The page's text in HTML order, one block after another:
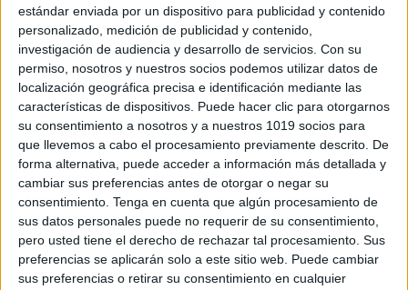
estándar enviada por un dispositivo para publicidad y contenido
personalizado, medición de publicidad y contenido,
investigación de audiencia y desarrollo de servicios. Con su
permiso, nosotros y nuestros socios podemos utilizar datos de
localización geográfica precisa e identificación mediante las
características de dispositivos. Puede hacer clic para otorgarnos
su consentimiento a nosotros y a nuestros 1019 socios para
que llevemos a cabo el procesamiento previamente descrito. De
forma alternativa, puede acceder a información más detallada y
cambiar sus preferencias antes de otorgar o negar su
consentimiento. Tenga en cuenta que algún procesamiento de
sus datos personales puede no requerir de su consentimiento,
pero usted tiene el derecho de rechazar tal procesamiento. Sus
preferencias se aplicarán solo a este sitio web. Puede cambiar
sus preferencias o retirar su consentimiento en cualquier
Canciones motoras para trabajar la
motricidad gruesa en clase de educación
física
Publicado el 23 enero, 2024
En nuestro nuevo post, te presentamos una forma
divertida y efectiva de trabajar la motricidad gruesa en
tus clases de Educación Física: las canciones
motoras. Estas canciones son una herramienta […]
SEGUIR LEYENDO